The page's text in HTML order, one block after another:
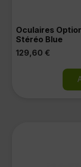
Oculaires
Stéréo Blue
129,60 €